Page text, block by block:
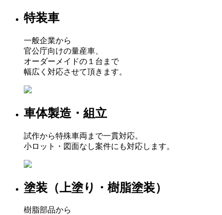
特装車
一般企業から
官公庁向けの量産車、
オーダーメイドの１台まで
幅広く対応させて頂きます。
車体製造・組立
試作から特殊車両まで一貫対応。
小ロット・図面なし案件にも対応します。
塗装（上塗り・樹脂塗装）
樹脂部品から